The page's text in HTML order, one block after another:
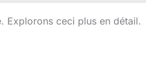
Explorons ceci plus en détail.